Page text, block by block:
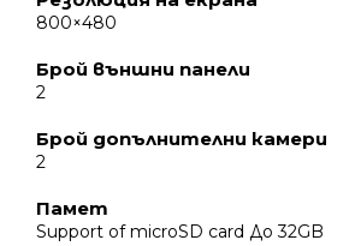
800×480
Брой външни панели
2
Брой допълнителни камери
2
Памет
Support of microSD card До 32GB